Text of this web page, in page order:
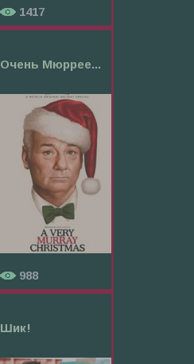
1417
Очень Мюррее...
988
Шик!